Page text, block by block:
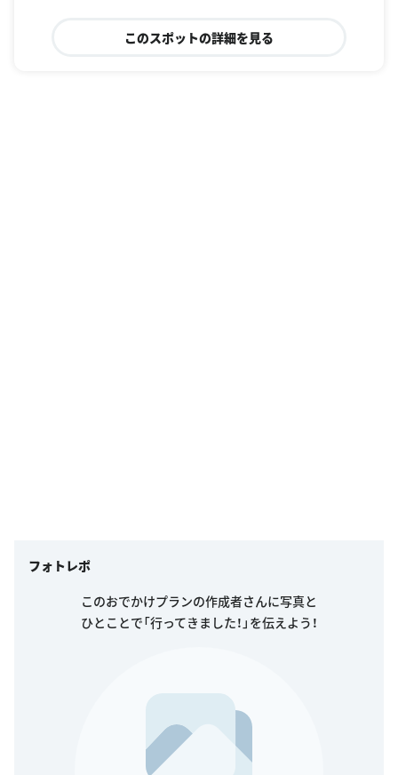
このスポットの詳細を見る
フォトレポ
このおでかけプランの作成者さんに写真と
ひとことで「行ってきました！」を伝えよう！